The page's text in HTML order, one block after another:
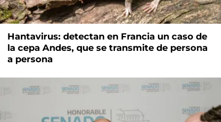
Hantavirus: detectan en Francia un caso de
la cepa Andes, que se transmite de persona
a persona